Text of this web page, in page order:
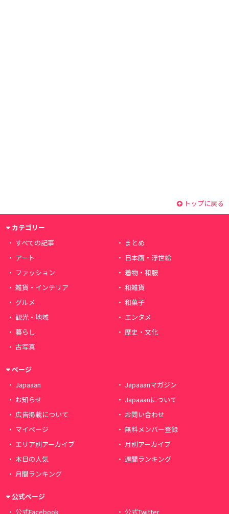
トップに戻る
カテゴリー
すべての記事
まとめ
アート
日本画・浮世絵
ファッション
着物・和服
雑貨・インテリア
和雑貨
グルメ
和菓子
観光・地域
エンタメ
暮らし
歴史・文化
古写真
ページ
Japaaan
Japaaanマガジン
お知らせ
Japaaanについて
広告掲載について
お問い合わせ
マイページ
無料メンバー登録
エリア別アーカイブ
月別アーカイブ
本日の人気
週間ランキング
月間ランキング
公式ページ
公式Facebook
公式Twitter